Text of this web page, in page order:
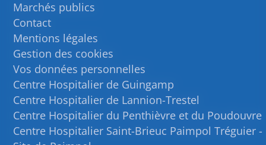
Marchés publics
Contact
Mentions légales
Gestion des cookies
Vos données personnelles
Centre Hospitalier de Guingamp
Centre Hospitalier de Lannion-Trestel
Centre Hospitalier du Penthièvre et du Poudouvre
Centre Hospitalier Saint-Brieuc Paimpol Tréguier -